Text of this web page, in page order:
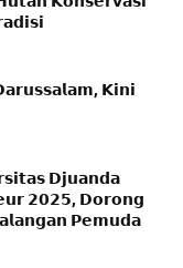
𝗞𝗶𝗻𝗶
𝗗𝗷𝘂𝗮𝗻𝗱𝗮
𝟮𝟬𝟮𝟱, 𝗗𝗼𝗿𝗼𝗻𝗴
𝗣𝗲𝗺𝘂𝗱𝗮